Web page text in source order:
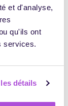
et d'analyse,
qu'ils ont
services.
détails